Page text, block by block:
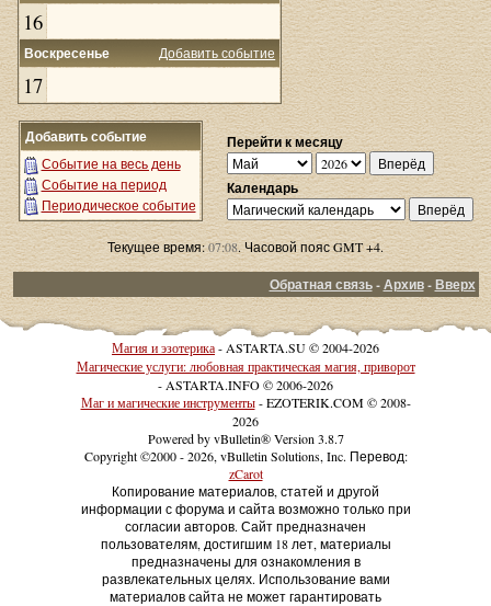
16
Добавить событие
Воскресенье
17
Добавить событие
Событие на весь день
Событие на период
Периодическое событие
Перейти к месяцу
Календарь
Текущее время:07:08. Часовой пояс GMT +4.
Обратная связь-Архив-Вверх
Магия и эзотерика- ASTARTA.SU © 2004-2026
Магические услуги: любовная практическая магия, приворот
- ASTARTA.INFO © 2006-2026
Маг и магические инструменты- EZOTERIK.COM © 2008-
2026
Powered by vBulletin® Version 3.8.7
Copyright ©2000 - 2026, vBulletin Solutions, Inc. Перевод:
zCarot
Копирование материалов, статей и другой
информации с форума и сайта возможно только при
согласии авторов. Сайт предназначен
пользователям, достигшим 18 лет, материалы
предназначены для ознакомления в
развлекательных целях. Использование вами
материалов сайта не может гарантировать